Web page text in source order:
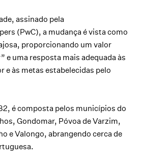
assinado pela
(PwC), a mudança é vista como
proporcionando um valor
e uma resposta mais adequada às
e às metas estabelecidas pelo
é composta pelos municípios do
Gondomar, Póvoa de Varzim,
e Valongo, abrangendo cerca de